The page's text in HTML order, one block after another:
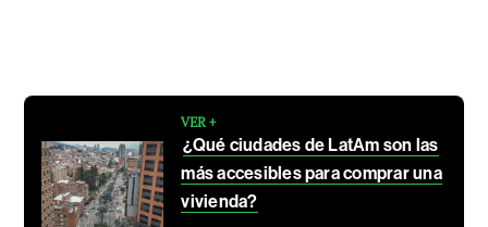
VER +
¿Qué ciudades de LatAm son las
más accesibles para comprar una
vivienda?